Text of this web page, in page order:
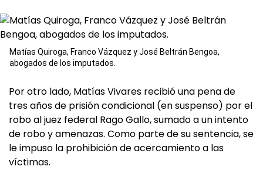
Matías Quiroga, Franco Vázquez y José Beltrán Bengoa,
abogados de los imputados.
Por otro lado, Matías Vivares recibió una pena de
tres años de prisión condicional (en suspenso) por el
robo al juez federal Rago Gallo, sumado a un intento
de robo y amenazas. Como parte de su sentencia, se
le impuso la prohibición de acercamiento a las
víctimas.